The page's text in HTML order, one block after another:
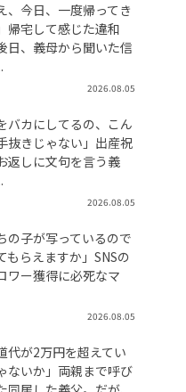
、今日、一度帰ってき
帰宅して感じた違和
日、義母から聞いた信
2026.08.05
バカにしてるの、こん
抜きじゃない」出産祝
返しに文句を言う義
2026.08.05
の子が写っているので
もらえますか」SNSの
ワー獲得に必死なマ
2026.08.05
代が2万円を超えてい
ないか」両親まで呼び